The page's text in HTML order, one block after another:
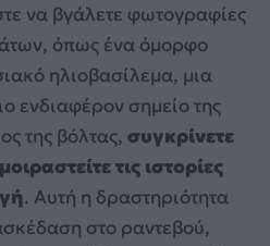
να βγάλετε φωτογραφίες
όπως ένα όμορφο
ηλιοβασίλεμα, μια
ενδιαφέρον σημείο της
της βόλτας, συγκρίνετε
τις ιστορίες
. Αυτή η δραστηριότητα
στο ραντεβού,